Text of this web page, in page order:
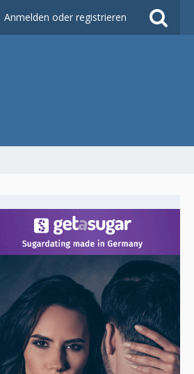
Anmelden oder registrieren